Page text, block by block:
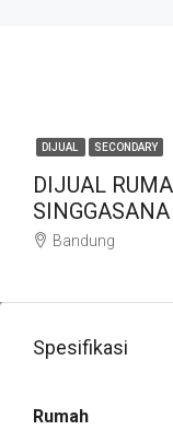
DIJUAL SECONDARY
DIJUAL
Bandung
Spesifikasi
Rumah